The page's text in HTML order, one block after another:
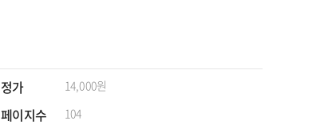
정가 14,000원
페이지수 104